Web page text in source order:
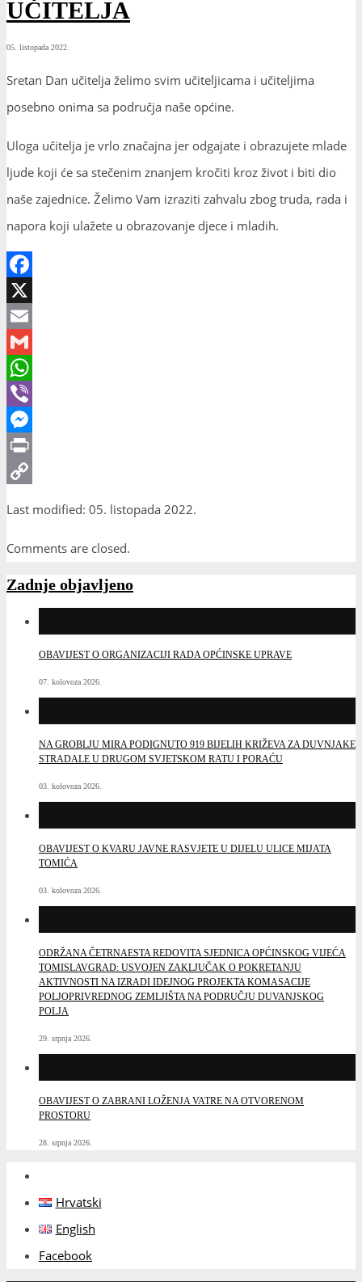
UČITELJA
05. listopada 2022.
Sretan Dan učitelja želimo svim učiteljicama i učiteljima
posebno onima sa područja naše općine.
Uloga učitelja je vrlo značajna jer odgajate i obrazujete mlade
ljude koji će sa stečenim znanjem kročiti kroz život i biti dio
naše zajednice. Želimo Vam izraziti zahvalu zbog truda, rada i
napora koji ulažete u obrazovanje djece i mladih.
Facebook
X
Email
Gmail
WhatsApp
Viber
Messenger
Print
Last modified: 05. listopada 2022.
Comments are closed.
Zadnje objavljeno
OBAVIJEST O ORGANIZACIJI RADA OPĆINSKE UPRAVE
07. kolovoza 2026.
NA GROBLJU MIRA PODIGNUTO 919 BIJELIH KRIŽEVA ZA DUVNJAKE
STRADALE U DRUGOM SVJETSKOM RATU I PORAĆU
03. kolovoza 2026.
OBAVIJEST O KVARU JAVNE RASVJETE U DIJELU ULICE MIJATA
TOMIĆA
03. kolovoza 2026.
ODRŽANA ČETRNAESTA REDOVITA SJEDNICA OPĆINSKOG VIJEĆA
TOMISLAVGRAD: USVOJEN ZAKLJUČAK O POKRETANJU
AKTIVNOSTI NA IZRADI IDEJNOG PROJEKTA KOMASACIJE
POLJOPRIVREDNOG ZEMLJIŠTA NA PODRUČJU DUVANJSKOG
POLJA
29. srpnja 2026.
OBAVIJEST O ZABRANI LOŽENJA VATRE NA OTVORENOM
PROSTORU
28. srpnja 2026.
Hrvatski
English
Facebook